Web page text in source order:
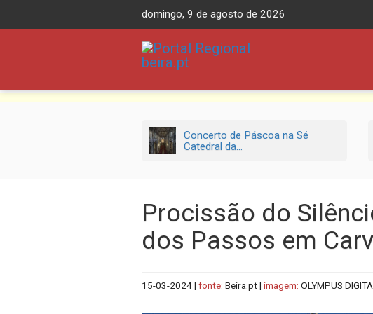
domingo, 9 de agosto de 2026
Concerto de Páscoa na Sé
Catedral da...
Procissão do
dos Passos em
15-03-2024| fonte: Beira.pt | imagem: OLYMPUS